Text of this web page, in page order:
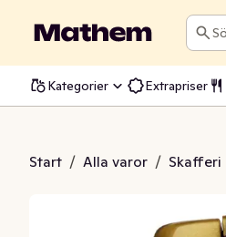
Sök
Kategorier Extrapriser
Start / Alla varor / Skafferi
Fairtrade